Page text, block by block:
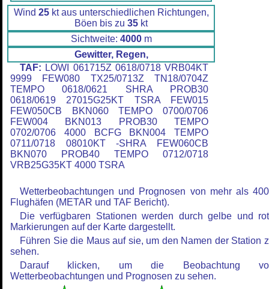
Wind 25kt aus unterschiedlichen Richtungen,
Böen bis zu 35 kt
Sichtweite: 4000m
Gewitter, Regen,
TAF: LOWI 061715Z 0618/0718 VRB04KT
9999 FEW080 TX25/0713Z TN18/0704Z
TEMPO 0618/0621 SHRA PROB30
0618/0619 27015G25KT TSRA FEW015
FEW050CB BKN060 TEMPO 0700/0706
FEW004 BKN013 PROB30 TEMPO
0702/0706 4000 BCFG BKN004 TEMPO
0711/0718 08010KT -SHRA FEW060CB
BKN070 PROB40 TEMPO 0712/0718
VRB25G35KT 4000 TSRA
Wetterbeobachtungen und Prognosen von mehr als
Flughäfen (METAR und TAF Bericht).
Die verfügbaren Stationen werden durch gelbe und
Markierungen auf der Karte dargestellt.
Führen Sie die Maus auf sie, um den Namen der Station
sehen.
Darauf klicken, um die Beobachtung
Wetterbeobachtungen und Prognosen zu sehen.